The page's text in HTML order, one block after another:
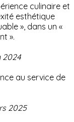
culinaire et
esthétique
», dans un «
».
2024
au service de
2025